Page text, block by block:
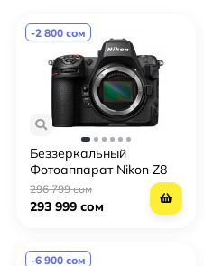
-2 800 сом
Беззеркальный
Фотоаппарат Nikon Z8
Body
296 799 сом
293 999 сом
-6 900 сом